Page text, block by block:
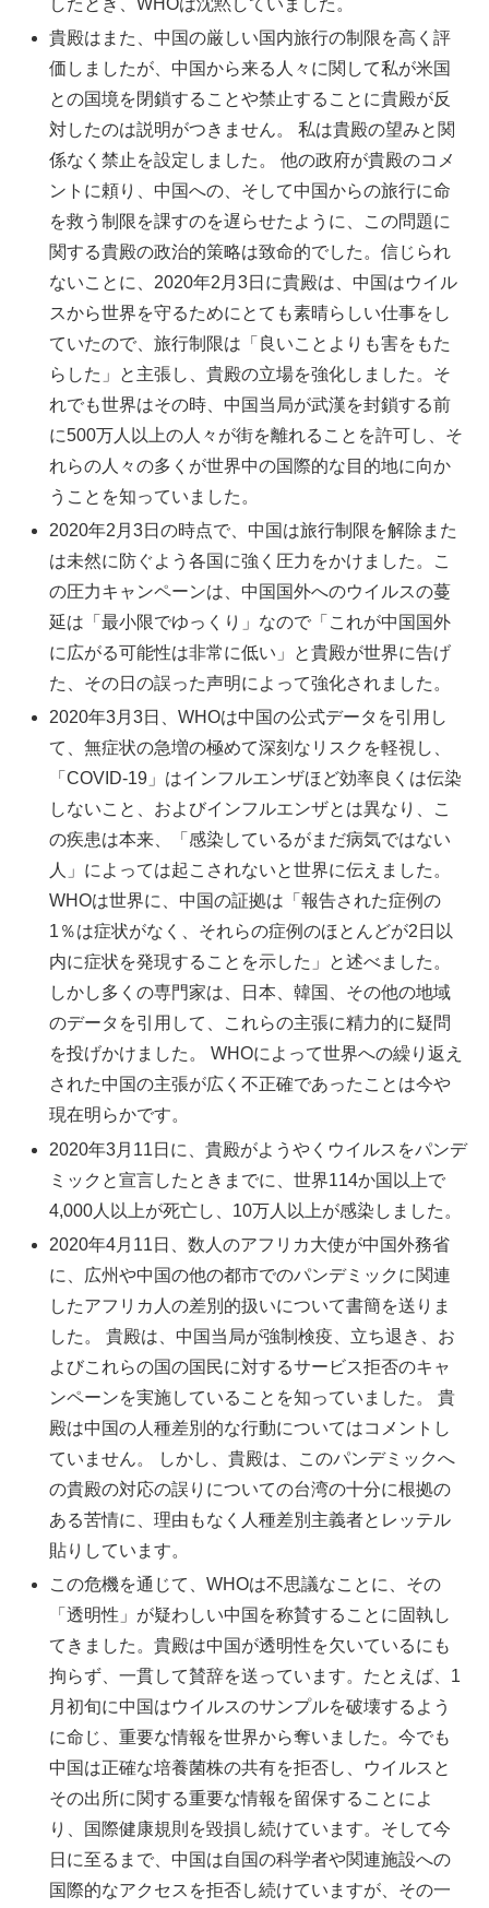
貴殿はまた、中国の厳しい国内旅行の制限を高く評
価しましたが、中国から来る人々に関して私が米国
との国境を閉鎖することや禁止することに貴殿が反
対したのは説明がつきません。 私は貴殿の望みと関
係なく禁止を設定しました。 他の政府が貴殿のコメ
ントに頼り、中国への、そして中国からの旅行に命
を救う制限を課すのを遅らせたように、この問題に
関する貴殿の政治的策略は致命的でした。信じられ
ないことに、2020年2月3日に貴殿は、中国はウイル
スから世界を守るためにとても素晴らしい仕事をし
ていたので、旅行制限は「良いことよりも害をもた
らした」と主張し、貴殿の立場を強化しました。そ
れでも世界はその時、中国当局が武漢を封鎖する前
に500万人以上の人々が街を離れることを許可し、そ
れらの人々の多くが世界中の国際的な目的地に向か
うことを知っていました。
2020年2月3日の時点で、中国は旅行制限を解除また
は未然に防ぐよう各国に強く圧力をかけました。こ
の圧力キャンペーンは、中国国外へのウイルスの蔓
延は「最小限でゆっくり」なので「これが中国国外
に広がる可能性は非常に低い」と貴殿が世界に告げ
た、その日の誤った声明によって強化されました。
2020年3月3日、WHOは中国の公式データを引用し
て、無症状の急増の極めて深刻なリスクを軽視し、
「COVID-19」はインフルエンザほど効率良くは伝染
しないこと、およびインフルエンザとは異なり、こ
の疾患は本来、「感染しているがまだ病気ではない
人」によっては起こされないと世界に伝えました。
WHOは世界に、中国の証拠は「報告された症例の
1％は症状がなく、それらの症例のほとんどが2日以
内に症状を発現することを示した」と述べました。
しかし多くの専門家は、日本、韓国、その他の地域
のデータを引用して、これらの主張に精力的に疑問
を投げかけました。 WHOによって世界への繰り返え
された中国の主張が広く不正確であったことは今や
現在明らかです。
2020年3月11日に、貴殿がようやくウイルスをパンデ
ミックと宣言したときまでに、世界114か国以上で
4,000人以上が死亡し、10万人以上が感染しました。
2020年4月11日、数人のアフリカ大使が中国外務省
に、広州や中国の他の都市でのパンデミックに関連
したアフリカ人の差別的扱いについて書簡を送りま
した。 貴殿は、中国当局が強制検疫、立ち退き、お
よびこれらの国の国民に対するサービス拒否のキャ
ンペーンを実施していることを知っていました。 貴
殿は中国の人種差別的な行動についてはコメントし
ていません。 しかし、貴殿は、このパンデミックへ
の貴殿の対応の誤りについての台湾の十分に根拠の
ある苦情に、理由もなく人種差別主義者とレッテル
貼りしています。
この危機を通じて、WHOは不思議なことに、その
「透明性」が疑わしい中国を称賛することに固執し
てきました。貴殿は中国が透明性を欠いているにも
拘らず、一貫して賛辞を送っています。たとえば、1
月初旬に中国はウイルスのサンプルを破壊するよう
に命じ、重要な情報を世界から奪いました。今でも
中国は正確な培養菌株の共有を拒否し、ウイルスと
その出所に関する重要な情報を留保することによ
り、国際健康規則を毀損し続けています。そして今
日に至るまで、中国は自国の科学者や関連施設への
国際的なアクセスを拒否し続けていますが、その一